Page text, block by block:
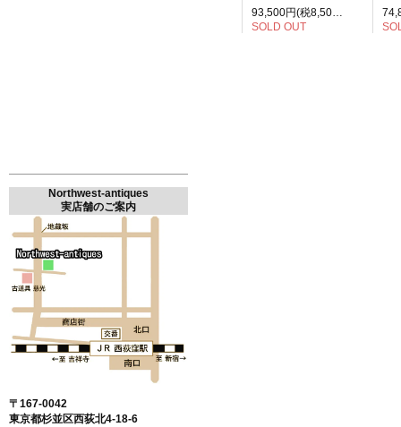
93,500円(税8,500円)
SOLD OUT
Northwest-antiques
実店舗のご案内
〒167-0042
東京都杉並区西荻北4-18-6